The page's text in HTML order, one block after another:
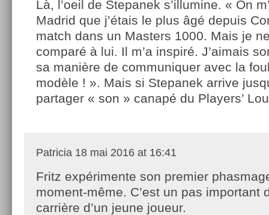
Là, l’oeil de Stepanek s’illumine. « On
Madrid que j’étais le plus âgé depuis
match dans un Masters 1000. Mais je
comparé à lui. Il m’a inspiré. J’aimais
sa manière de communiquer avec la
modèle ! ». Mais si Stepanek arrive
partager « son » canapé du Players’
Patricia 18 mai 2016 at 16:41
Fritz expérimente son premier
moment-même. C’est un pas important
carrière d’un jeune joueur.